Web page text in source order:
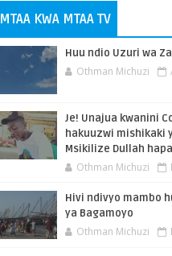
MTAA KWA MTAA TV
Huu ndio Uzuri wa
Othman Michuzi
Je! Unajua kwanini
hakuuzwi mishikaki
Msikilize Dullah hapa
Othman Michuzi
Hivi ndivyo mambo
ya Bagamoyo
Othman Michuzi